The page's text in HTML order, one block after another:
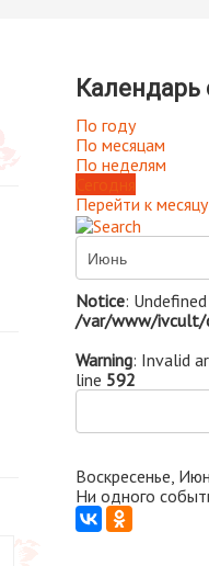
По году
По месяцам
По неделям
Перейти к месяцу
Notice:
/var/www/ivcult/
Warning: Invalid
line 592
Воскресенье,
Ни одного